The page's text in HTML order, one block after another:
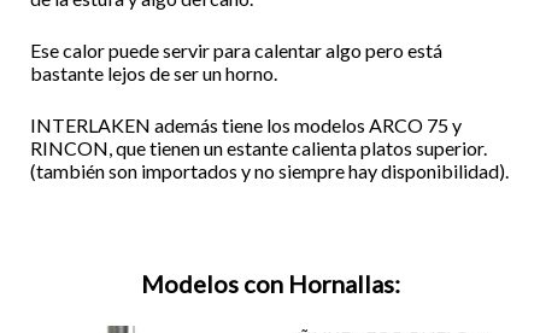
Ese calor puede servir para calentar algo pero está
bastante lejos de ser un horno.
INTERLAKEN además tiene los modelos ARCO 75 y
RINCON, que tienen un estante calienta platos superior.
(también son importados y no siempre hay disponibilidad).
Modelos con Hornallas: